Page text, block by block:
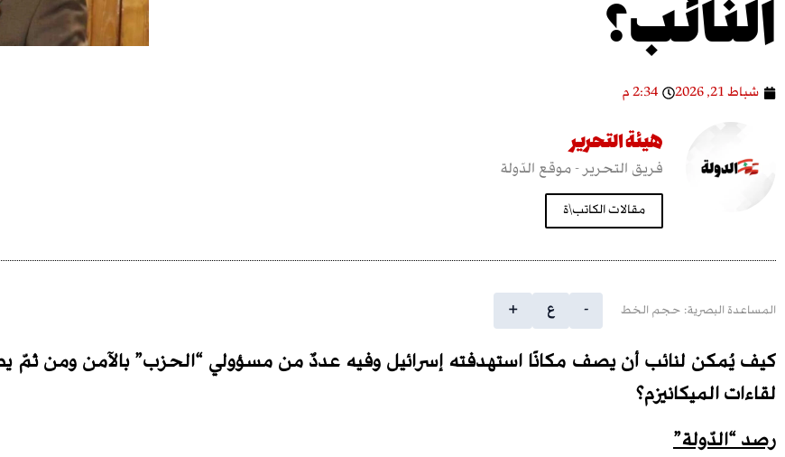
النّائب؟
شباط 21, 2026 2:34 م
هيئة التحرير
فريق التحرير - موقع الدّولة
مقالات الكاتب\ة
المساعدة البصرية: حجم الخط - ع +
كيف يُمكن لنائب أن يصف مكانًا استهدفته إسرائيل وفيه عددٌ من مسؤولي “الحزب” بالآمن ومن
لقاءات الميكانيزم؟
رصد “الدّولة”